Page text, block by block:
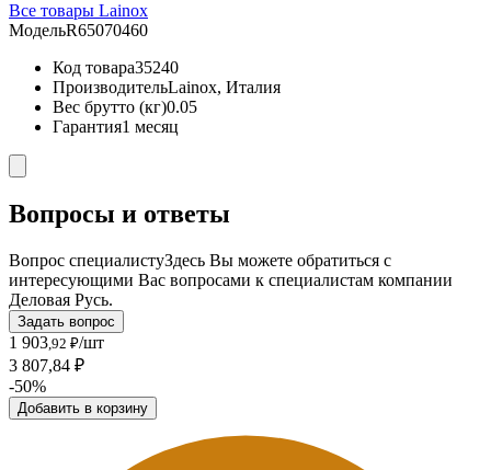
Все товары Lainox
МодельR65070460
Код товара35240
ПроизводительLainox, Италия
Вес брутто (кг)0.05
Гарантия1 месяц
Вопросы и ответы
Вопрос специалистуЗдесь Вы можете обратиться с
интересующими Вас вопросами к специалистам компании
Деловая Русь.
Задать вопрос
1 903 ,92 ₽/шт
3 807,84 ₽
-50%
Добавить в корзину